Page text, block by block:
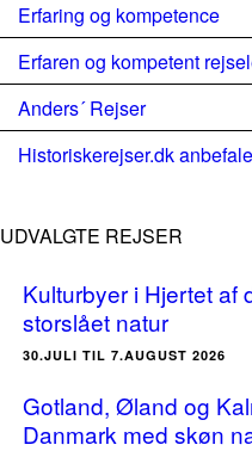
Erfaring og kompetence
Erfaren og kompetent
Anders´ Rejser
Historiskerejser.dk
UDVALGTE REJSER
Kulturbyer i Hjertet af
storslået natur
30.JULI TIL 7.AUGUST 2026
Gotland, Øland og
Danmark med skøn